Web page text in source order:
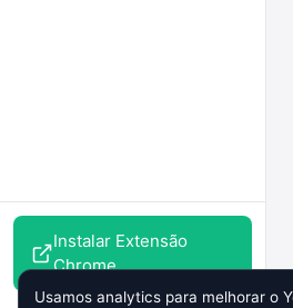
Instalar Extensão
Chrome
Usamos analytics para melhorar o